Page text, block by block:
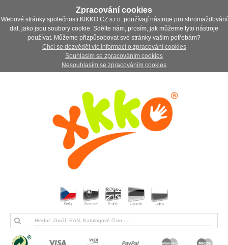
Zpracování cookies
Webové stránky společnosti KIKKO CZ s.r.o. používají nástroje pro shromažďování
dat, jako jsou soubory cookie. Sdělte nám, prosím, jak můžeme tyto nástroje
používat. Můžeme přizpůsobovat své stránky vašim potřebám?
Chci se dozvědět víc informací o zpracování cookies
Souhlasím se zpracováním cookies
Nesouhlasím se zpracováním cookies